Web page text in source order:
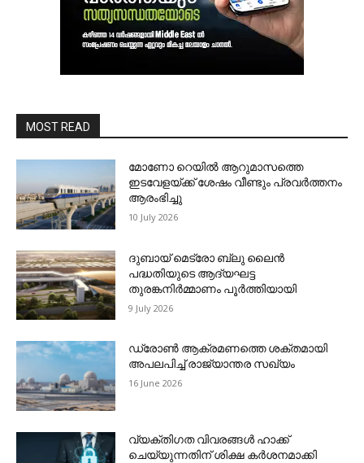
MOST READ
മോണോ റെയില്‍ ആറുമാസത്തെ
ഇടവേളയ്ക്ക് ശേഷം വീണ്ടും പ്രവര്‍ത്തനം
ആരംഭിച്ചു
10 July 2026
ദുബായ് മെട്രോ ബ്ലു ലൈന്‍
പദ്ധതിയുടെ ആദ്യഘട്ട
തുരങ്കനിര്‍മ്മാണം പൂര്‍ത്തിയായി
9 July 2026
ഡ്രോണ്‍ ആക്രമണത്തെ ശക്തമായി
അപലപിച്ച് രാജ്യാന്തര സഖ്യം
16 June 2026
വ്യക്തിഗത വിവരങ്ങള്‍ ഹാക്ക്
ചെയ്യുന്നതിന് ശിക്ഷ കര്‍ശനമാക്കി